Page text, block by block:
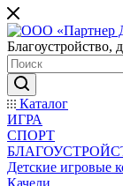
Благоустройство,
Каталог
ИГРА
СПОРТ
Детские игровые
Качели